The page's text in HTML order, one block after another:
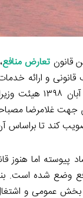
قانون تعارض منافع
و ارائه
جهت غلامرضا
کند تا براساس
بخش عمومی و